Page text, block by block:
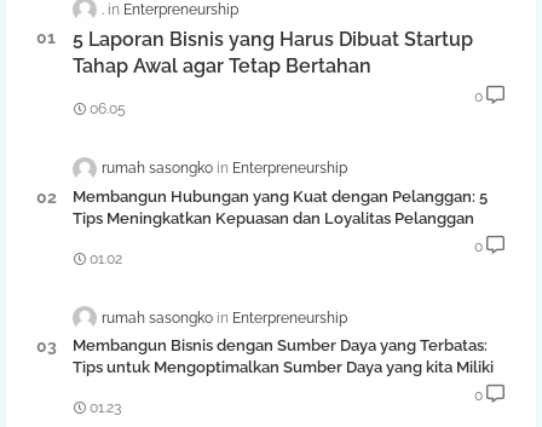
. Enterpreneurship
5 Laporan Bisnis yang Harus Dibuat Startup
Tahap Awal agar Tetap Bertahan
06.05
0
rumah sasongko Enterpreneurship
Membangun Hubungan yang Kuat dengan Pelanggan: 5
Tips Meningkatkan Kepuasan dan Loyalitas Pelanggan
01.02
0
rumah sasongko Enterpreneurship
Membangun Bisnis dengan Sumber Daya yang Terbatas:
Tips untuk Mengoptimalkan Sumber Daya yang kita Miliki
01.23
0